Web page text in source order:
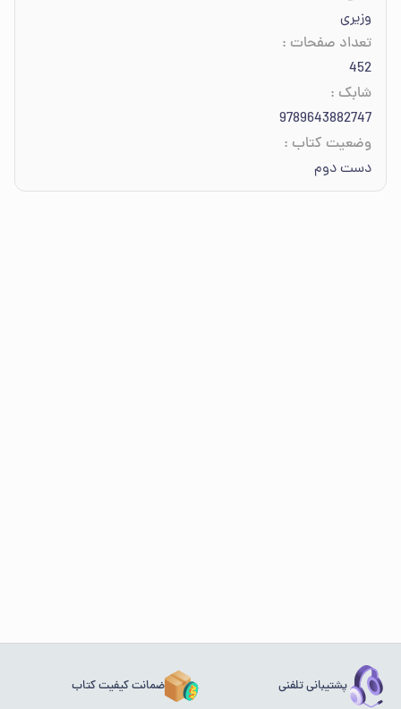
وزیری
تعداد صفحات :
452
شابک :
9789643882747
وضعیت کتاب :
دست دوم
پشتیبانی تلفنی ضمانت کیفیت کتاب